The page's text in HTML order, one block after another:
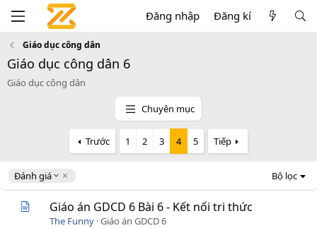
Đăng nhập Đăng kí
Giáo dục công dân
Giáo dục công dân 6
Giáo dục công dân
Chuyên mục
Trước 1 2 3 4 5 Tiếp
Đánh giá
D
e
Bộ lọc
Giáo án GDCD 6 Bài 6 - Kết nối tri thức
The Funny Giáo án GDCD 6